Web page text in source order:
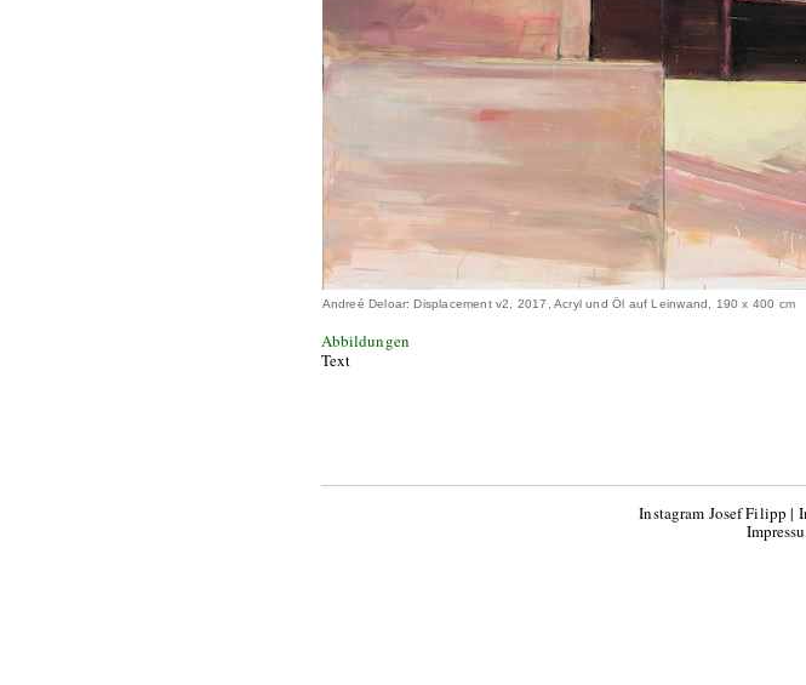
Andreé Deloar: Displacement v2, 2017, Acryl und Öl auf Leinwand, 190 x 400 cm
Abbildungen
Text
Instagram Josef Filipp |